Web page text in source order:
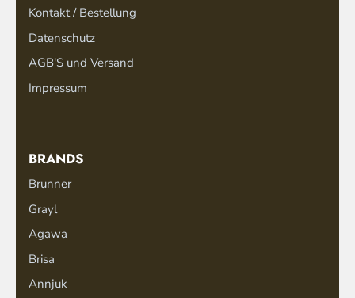
Kontakt / Bestellung
Datenschutz
AGB'S und Versand
Impressum
BRANDS
Brunner
Grayl
Agawa
Brisa
Annjuk